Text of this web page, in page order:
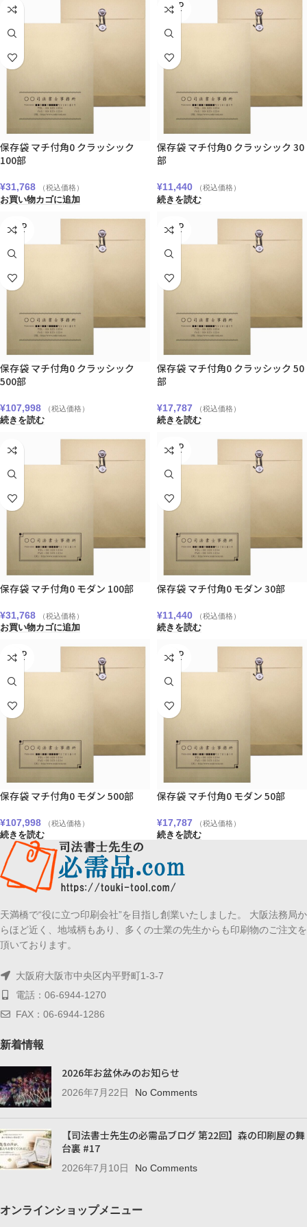
保存袋 マチ付角0 クラッシック
100部
¥31,768 （税込価格）
お買い物カゴに追加
SOLD
OUT
保存袋 マチ付角0 クラッシック 30
部
¥11,440 （税込価格）
続きを読む
SOLD
OUT
保存袋 マチ付角0 クラッシック
500部
¥107,998 （税込価格）
続きを読む
SOLD
OUT
保存袋 マチ付角0 クラッシック 50
部
¥17,787 （税込価格）
続きを読む
保存袋 マチ付角0 モダン 100部
¥31,768 （税込価格）
お買い物カゴに追加
SOLD
OUT
保存袋 マチ付角0 モダン 30部
¥11,440 （税込価格）
続きを読む
SOLD
OUT
保存袋 マチ付角0 モダン 500部
¥107,998 （税込価格）
続きを読む
SOLD
OUT
保存袋 マチ付角0 モダン 50部
¥17,787 （税込価格）
続きを読む
天満橋で“役に立つ印刷会社”を目指し創業いたしました。 大阪法務局か
らほど近く、地域柄もあり、多くの士業の先生からも印刷物のご注文を
頂いております。
大阪府大阪市中央区内平野町1-3-7
電話：06-6944-1270
FAX：06-6944-1286
新着情報
2026年お盆休みのお知らせ
2026年7月22日 No Comments
【司法書士先生の必需品ブログ 第22回】森の印刷屋の舞
台裏 #17
2026年7月10日 No Comments
オンラインショップメニュー